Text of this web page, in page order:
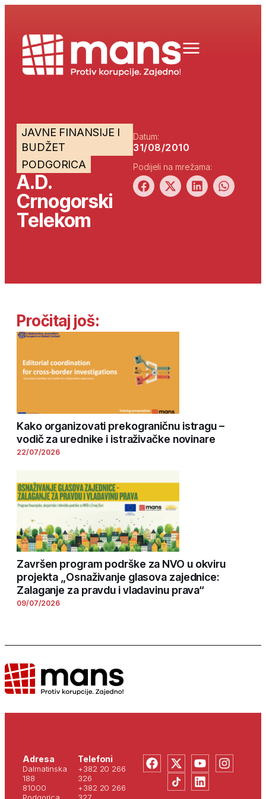
JAVNE FINANSIJE I
BUDŽET
PODGORICA
A.D.
Crnogorski
Telekom
Datum:
31/08/2010
Podijeli na mrežama:
Pročitaj još:
Kako organizovati prekograničnu istragu –
vodič za urednike i istraživačke novinare
22/07/2026
Završen program podrške za NVO u okviru
projekta „Osnaživanje glasova zajednice:
Zalaganje za pravdu i vladavinu prava“
09/07/2026
Adresa
Dalmatinska
188
81000
Podgorica
Telefoni
+382 20 266
326
+382 20 266
327